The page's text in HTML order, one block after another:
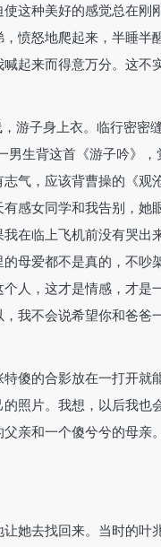
这种美好的感觉总在刚
愤怒地爬起来，半睡半
起来而得意万分。这不
游子身上衣。临行密密
男生背这首《游子吟》，
气，应该背曹操的《观
感女同学和我告别，她
在临上飞机前没有哭出
母爱都不是真的，不吵
人，这才是情感，才是
我不会说希望你和爸爸
傻的合影放在一打开就
照片。我想，以后我也
亲和一个傻兮兮的母亲
她去找回来。当时的叶